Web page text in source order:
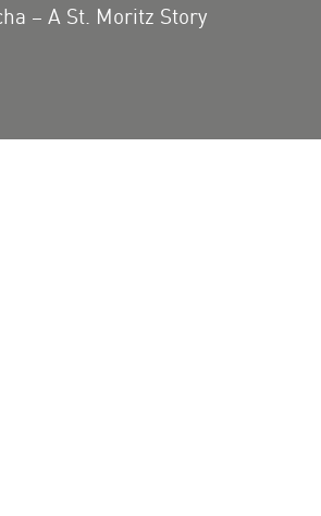
– A St. Moritz Story